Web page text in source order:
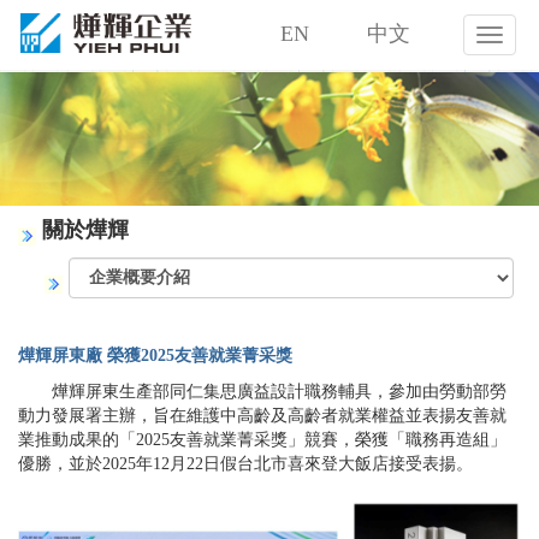
燁
輝
企
業
股
份
有
限
司
EN 中文
關於燁輝
燁輝屏東廠 榮獲2025友善就業菁采獎
燁輝屏東生產部同仁集思廣益設計職務輔具，參加由勞動部勞
動力發展署主辦，旨在維護中高齡及高齡者就業權益並表揚友善就
業推動成果的「2025友善就業菁采獎」競賽，榮獲「職務再造組」
優勝，並於2025年12月22日假台北市喜來登大飯店接受表揚。